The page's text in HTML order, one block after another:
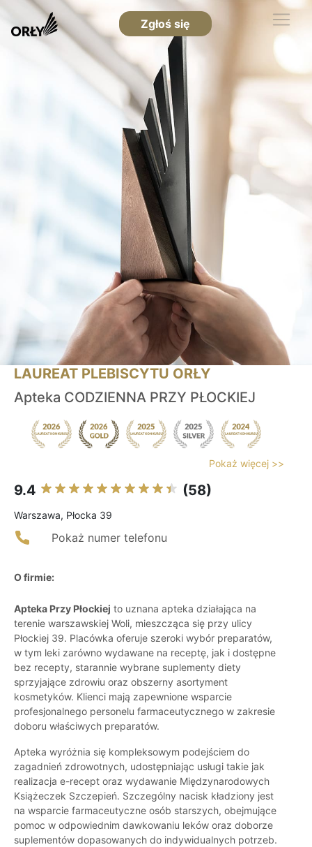
Zgłoś się
LAUREAT PLEBISCYTU ORŁY
Apteka CODZIENNA PRZY PŁOCKIEJ
Pokaż więcej >>
9.4 (58)
Warszawa, Płocka 39
Pokaż numer telefonu
O firmie:
Apteka Przy Płockiej to uznana apteka działająca na
terenie warszawskiej Woli, mieszcząca się przy ulicy
Płockiej 39. Placówka oferuje szeroki wybór preparatów,
w tym leki zarówno wydawane na receptę, jak i dostępne
bez recepty, starannie wybrane suplementy diety
sprzyjające zdrowiu oraz obszerny asortyment
kosmetyków. Klienci mają zapewnione wsparcie
profesjonalnego personelu farmaceutycznego w zakresie
doboru właściwych preparatów.
Apteka wyróżnia się kompleksowym podejściem do
zagadnień zdrowotnych, udostępniając usługi takie jak
realizacja e-recept oraz wydawanie Międzynarodowych
Książeczek Szczepień. Szczególny nacisk kładziony jest
na wsparcie farmaceutyczne osób starszych, obejmujące
pomoc w odpowiednim dawkowaniu leków oraz doborze
suplementów dopasowanych do indywidualnych potrzeb.